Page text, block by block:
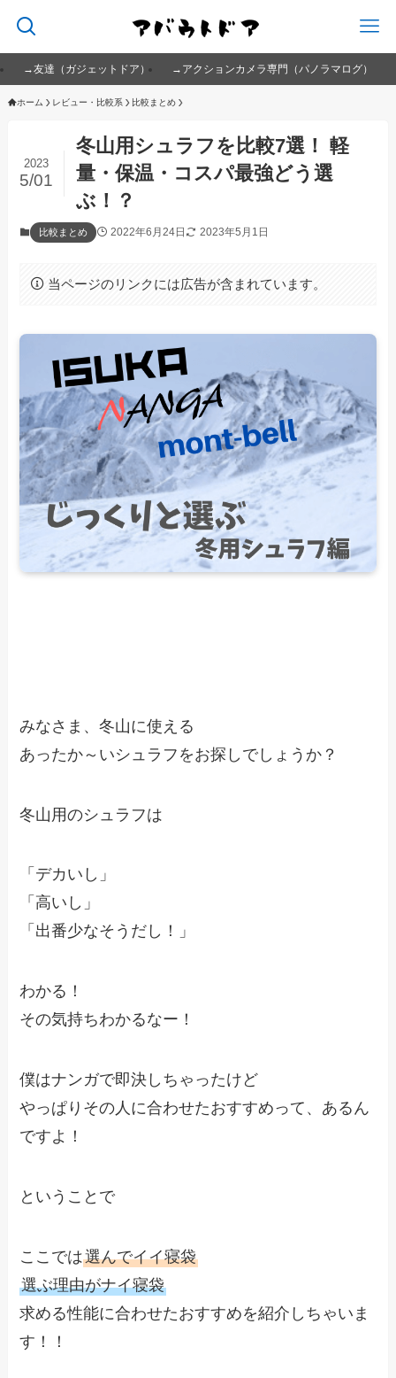
→友達（ガジェットドア） →アクションカメラ専門（パノラマログ）
ホーム レビュー・比較系 比較まとめ
冬山用シュラフを比較7選！ 軽
量・保温・コスパ最強どう選
ぶ！？
2023
5/01
比較まとめ 2022年6月24日 2023年5月1日
当ページのリンクには広告が含まれています。
みなさま、冬山に使える
あったか～いシュラフをお探しでしょうか？
冬山用のシュラフは
「デカいし」
「高いし」
「出番少なそうだし！」
わかる！
その気持ちわかるなー！
僕はナンガで即決しちゃったけど
やっぱりその人に合わせたおすすめって、あるん
ですよ！
ということで
ここでは選んでイイ寝袋
選ぶ理由がナイ寝袋
求める性能に合わせたおすすめを紹介しちゃいま
す！！